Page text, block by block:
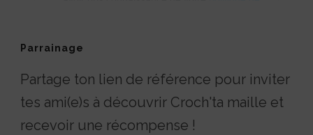
Parrainage
Partage ton lien de référence pour inviter
tes ami(e)s à découvrir Croch'ta maille et
recevoir une récompense !